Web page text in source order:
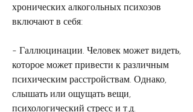
хронических алкогольных психозов
включают в себя:
- Галлюцинации. Человек может видеть,
которое может привести к различным
психическим расстройствам. Однако,
слышать или ощущать вещи,
психологический стресс и т.д.